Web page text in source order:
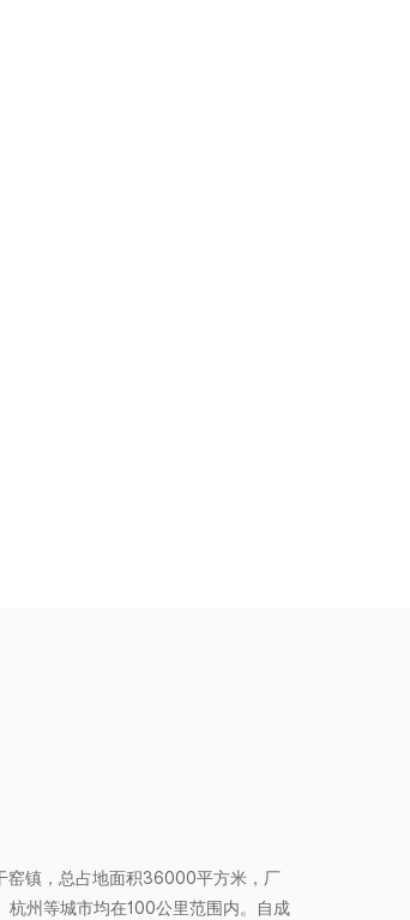
窑镇，总占地面积36000平方米，厂
州等城市均在100公里范围内。自成